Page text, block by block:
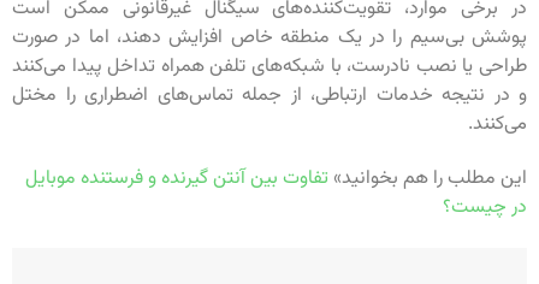
در برخی موارد، تقویت‌کننده‌های سیگنال غیرقانونی ممکن است
پوشش بی‌سیم را در یک منطقه خاص افزایش دهند، اما در صورت
طراحی یا نصب نادرست، با شبکه‌های تلفن همراه تداخل پیدا می‌کنند
و در نتیجه خدمات ارتباطی، از جمله تماس‌های اضطراری را مختل
می‌کنند.
این مطلب را هم بخوانید» تفاوت بین آنتن گیرنده و فرستنده موبایل
در چیست؟